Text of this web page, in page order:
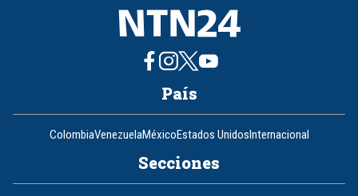
País
ColombiaVenezuelaMéxicoEstados UnidosInternacional
Secciones